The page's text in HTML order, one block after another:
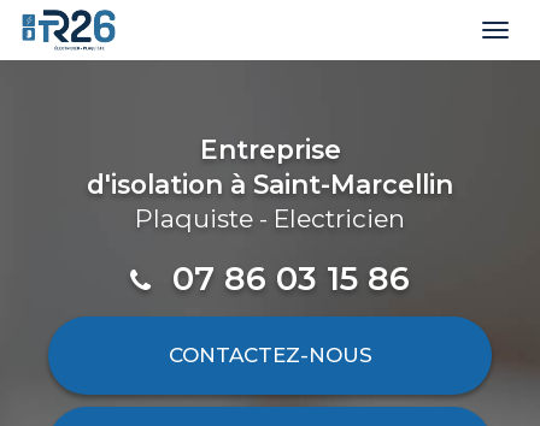
Entreprise
d'isolation à Saint-Marcellin
Plaquiste - Electricien
07 86 03 15 86
CONTACTEZ-NOUS